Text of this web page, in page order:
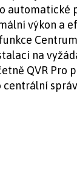
automatické
výkon a
na
QVR Pro
centrální